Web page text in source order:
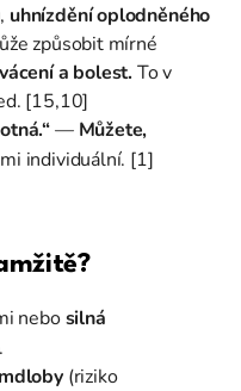
uhnízdění oplodněného
způsobit mírné
a bolest. To v
[15,10]
— Můžete,
individuální. [1]
nebosilná
(riziko